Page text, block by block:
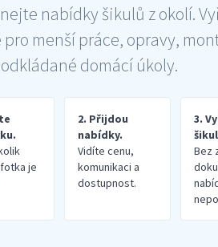
nabídky šikulů z okolí.
menší práce, opravy,
domácí úkoly.
je
2. Přijdou
nabídky.
Vidíte cenu,
komunikaci a
dostupnost.
3.
Bez